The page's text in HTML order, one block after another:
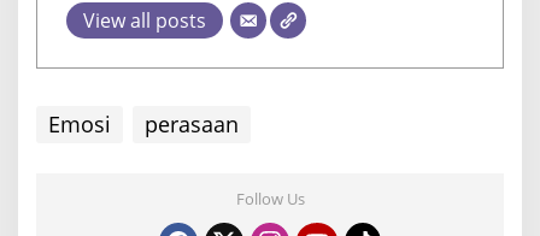
View all posts
Emosi perasaan
Follow Us